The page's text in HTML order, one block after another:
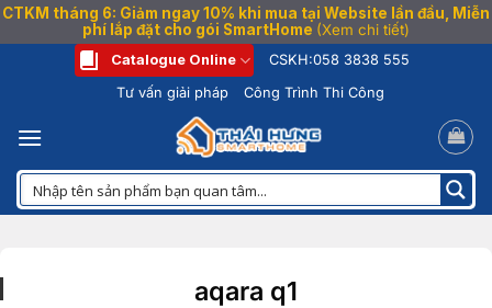
CTKM tháng 6: Giảm ngay 10% khi mua tại Website lần đầu, Miễn
phí lắp đặt cho gói SmartHome (Xem chi tiết)
dung
Catalogue Online CSKH:058 3838 555
Tư vấn giải pháp
Công Trình Thi Công
aqara q1